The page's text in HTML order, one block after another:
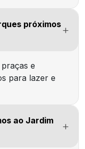
próximos
e
para lazer e
ao Jardim